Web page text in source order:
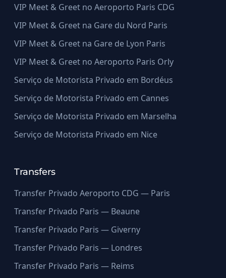
VIP Meet & Greet no Aeroporto Paris CDG
VIP Meet & Greet na Gare du Nord Paris
VIP Meet & Greet na Gare de Lyon Paris
VIP Meet & Greet no Aeroporto Paris Orly
Serviço de Motorista Privado em Bordéus
Serviço de Motorista Privado em Cannes
Serviço de Motorista Privado em Marselha
Serviço de Motorista Privado em Nice
Transfers
Transfer Privado Aeroporto CDG — Paris
Transfer Privado Paris — Beaune
Transfer Privado Paris — Giverny
Transfer Privado Paris — Londres
Transfer Privado Paris — Reims